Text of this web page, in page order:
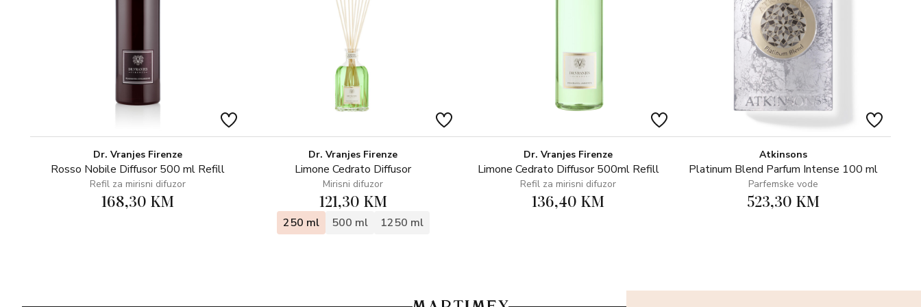
Dr. Vranjes Firenze
Rosso Nobile Diffusor 500 ml Refill
Refil za mirisni difuzor
168,30 KM
Dr. Vranjes Firenze
Limone Cedrato Diffusor
Mirisni difuzor
121,30 KM
250 ml 500 ml 1250 ml
Dr. Vranjes Firenze
Limone Cedrato Diffusor 500ml Refill
Refil za mirisni difuzor
136,40 KM
Atkinsons
Platinum Blend Parfum Intense 100 ml
Parfemske vode
523,30 KM